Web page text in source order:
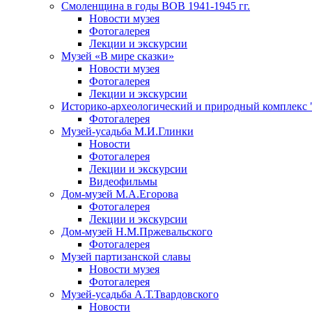
Смоленщина в годы ВОВ 1941-1945 гг.
Новости музея
Фотогалерея
Лекции и экскурсии
Музей «В мире сказки»
Новости музея
Фотогалерея
Лекции и экскурсии
Историко-археологический и природный комплекс
Фотогалерея
Музей-усадьба М.И.Глинки
Новости
Фотогалерея
Лекции и экскурсии
Видеофильмы
Дом-музей М.А.Егорова
Фотогалерея
Лекции и экскурсии
Дом-музей Н.М.Пржевальского
Фотогалерея
Музей партизанской славы
Новости музея
Фотогалерея
Музей-усадьба А.Т.Твардовского
Новости